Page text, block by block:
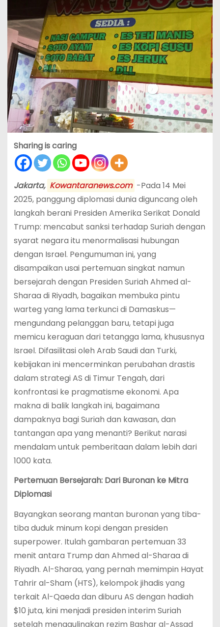
Sharing is caring
Jakarta, Kowantaranews.com -Pada 14 Mei
2025, panggung diplomasi dunia diguncang oleh
langkah berani Presiden Amerika Serikat Donald
Trump: mencabut sanksi terhadap Suriah dengan
syarat negara itu menormalisasi hubungan
dengan Israel. Pengumuman ini, yang
disampaikan usai pertemuan singkat namun
bersejarah dengan Presiden Suriah Ahmed al-
Sharaa di Riyadh, bagaikan membuka pintu
warteg yang lama terkunci di Damaskus—
mengundang pelanggan baru, tetapi juga
memicu keraguan dari tetangga lama, khususnya
Israel. Difasilitasi oleh Arab Saudi dan Turki,
kebijakan ini mencerminkan perubahan drastis
dalam strategi AS di Timur Tengah, dari
konfrontasi ke pragmatisme ekonomi. Apa
makna di balik langkah ini, bagaimana
dampaknya bagi Suriah dan kawasan, dan
tantangan apa yang menanti? Berikut narasi
mendalam untuk pemberitaan dalam lebih dari
1000 kata.
Pertemuan Bersejarah: Dari Buronan ke Mitra
Diplomasi
Bayangkan seorang mantan buronan yang tiba-
tiba duduk minum kopi dengan presiden
superpower. Itulah gambaran pertemuan 33
menit antara Trump dan Ahmed al-Sharaa di
Riyadh. Al-Sharaa, yang pernah memimpin Hayat
Tahrir al-Sham (HTS), kelompok jihadis yang
terkait Al-Qaeda dan diburu AS dengan hadiah
$10 juta, kini menjadi presiden interim Suriah
setelah menggulingkan rezim Bashar al-Assad